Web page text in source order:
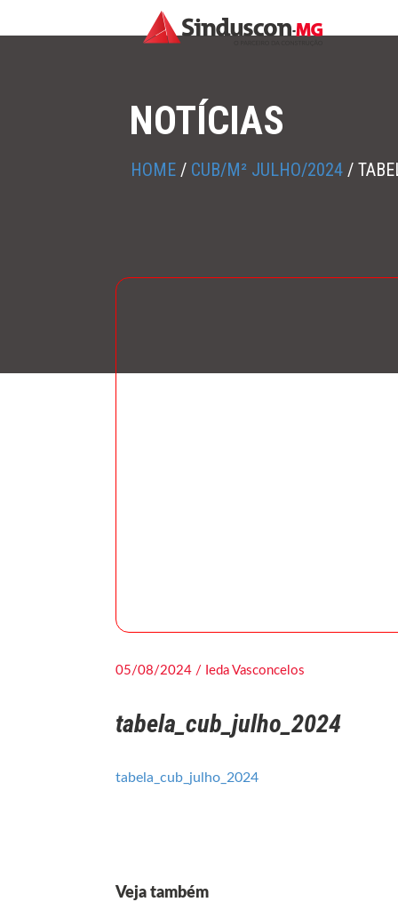
NOTÍCIAS
HOME / CUB/M² JULHO/2024 /
05/08/2024 / Ieda Vasconcelos
tabela_cub_julho_2024
tabela_cub_julho_2024
Veja também